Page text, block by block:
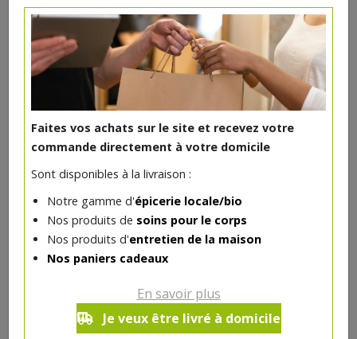
Faites vos achats sur le site et recevez votre
commande directement à votre domicile
Sont disponibles à la livraison :
Notre gamme d'épicerie locale/bio
Nos produits de soins pour le corps
Nos produits d'entretien de la maison
Nos paniers cadeaux
En savoir plus
Je veux être livré à domicile
DANS LA MÊME CATÉGORIE ...
BERGERIE DE LA BOHETTE
1 pc
5.34€